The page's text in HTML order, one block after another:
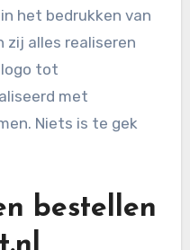
het bedrukken van
zij alles realiseren
logo tot
met
Niets is te gek
bestellen